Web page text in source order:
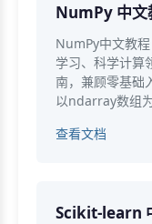
NumPy 中文
NumPy中文教
学习、科学计算
南，兼顾零基础
以ndarray数组
查看文档
Scikit-learn